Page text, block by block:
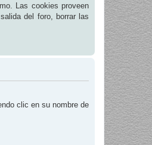
Las cookies proveen
del foro, borrar las
clic en su nombre de